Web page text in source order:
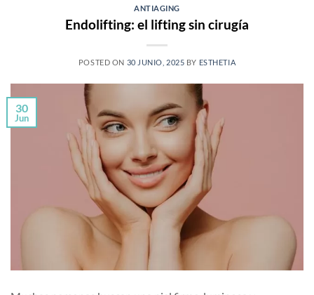
ANTIAGING
Endolifting: el lifting sin cirugía
POSTED ON 30 JUNIO, 2025 BY ESTHETIA
30
Jun